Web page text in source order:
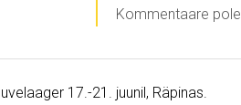
Kommentaare pole
17.-21. juunil, Räpinas.